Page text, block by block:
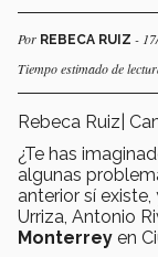
Por REBECA RUIZ -
Tiempo estimado de
Rebeca Ruiz|
¿Te has
algunas
anterior sí
Urriza, Antonio
Monterrey en